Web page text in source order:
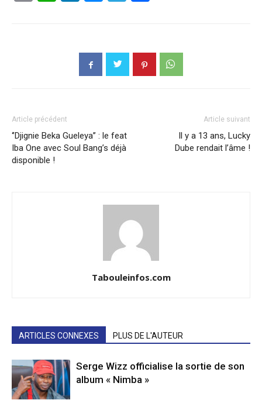
Article précédent
‘’Djignie Beka Gueleya’’ : le feat
Iba One avec Soul Bang’s déjà
disponible !
Article suivant
Il y a 13 ans, Lucky
Dube rendait l’âme !
Tabouleinfos.com
ARTICLES CONNEXES PLUS DE L'AUTEUR
Serge Wizz officialise la sortie de son
album « Nimba »